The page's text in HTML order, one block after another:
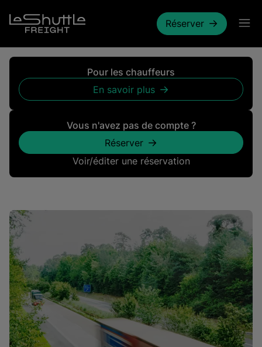
Réserver
Pour les chauffeurs
En savoir plus
À propos des services pour
Vous n'avez pas de compte ?
Réserver
sans compte
Voir/éditer une réservation